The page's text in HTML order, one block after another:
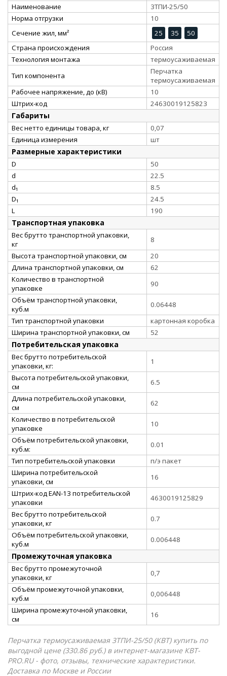
Наименование
3ТПИ-25/50
Норма отгрузки
10
Сечение жил, мм²
25 35
50
Страна происхождения
Россия
Технология монтажа
термоусаживаемая
Тип компонента
Перчатка
термоусаживаемая
Рабочее напряжение, до (кВ)
10
Штрих-код
24630019125823
Габариты
Вес нетто единицы товара, кг
0,07
Единица измерения
шт
Размерные характеристики
D
50
d
22.5
d₁
8.5
D₁
24.5
L
190
Транспортная упаковка
Вес брутто транспортной упаковки,
кг
8
Высота транспортной упаковки, см
20
Длина транспортной упаковки, см
62
Количество в транспортной
упаковке
90
Объём транспортной упаковки,
куб.м
0.06448
Тип транспортной упаковки
картонная коробка
Ширина транспортной упаковки, см
52
Потребительская упаковка
Вес брутто потребительской
упаковки, кг:
1
Высота потребительской упаковки,
см
6.5
Длина потребительской упаковки,
см
62
Количество в потребительской
упаковке
10
Объём потребительской упаковки,
куб.м:
0.01
Тип потребительской упаковки
п/э пакет
Ширина потребительской
упаковки, см
16
Штрих-код EAN-13 потребительской
упаковки
4630019125829
Вес брутто потребительской
упаковки, кг
0.7
Объём потребительской упаковки,
куб.м
0.006448
Промежуточная упаковка
Вес брутто промежуточной
упаковки, кг
0,7
Объём промежуточной упаковки,
куб.м
0,006448
Ширина промежуточной упаковки,
см
16
Перчатка термоусаживаемая 3ТПИ-25/50 (КВТ) купить по
выгодной цене (330.86 руб.) в интернет-магазине КВТ-
PRO.RU - фото, отзывы, технические характеристики.
Доставка по Москве и России